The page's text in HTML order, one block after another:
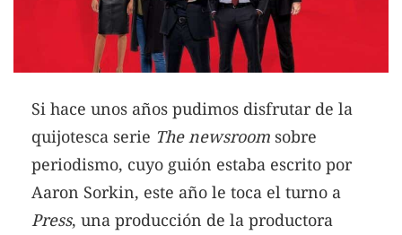
Si hace unos años pudimos disfrutar de la
quijotesca serie The newsroom sobre
periodismo, cuyo guión estaba escrito por
Aaron Sorkin, este año le toca el turno a
Press, una producción de la productora